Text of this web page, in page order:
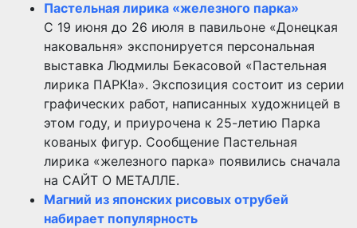
Пастельная лирика «железного парка»
С 19 июня до 26 июля в павильоне «Донецкая
наковальня» экспонируется персональная
выставка Людмилы Бекасовой «Пастельная
лирика ПАРК!а». Экспозиция состоит из серии
графических работ, написанных художницей в
этом году, и приурочена к 25-летию Парка
кованых фигур. Сообщение Пастельная
лирика «железного парка» появились сначала
на САЙТ О МЕТАЛЛЕ.
Магний из японских рисовых отрубей
набирает популярность